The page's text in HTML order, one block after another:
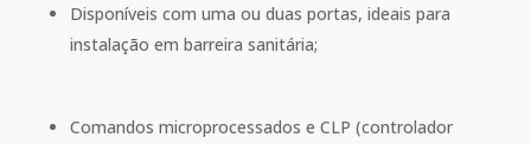
Disponíveis com uma ou duas portas, ideais para
instalação em barreira sanitária;
Comandos microprocessados e CLP (controlador